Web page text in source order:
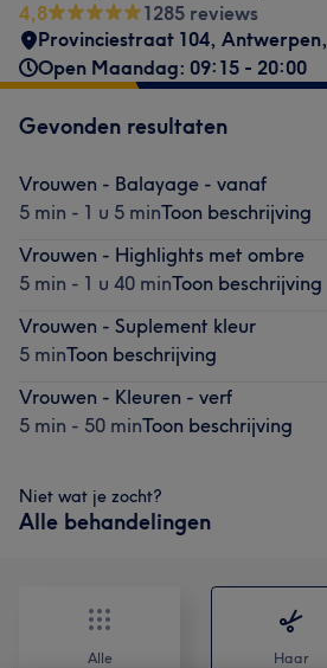
4,8
1285 reviews
Provinciestraat 104, Antwerpen,
Open Maandag: 09:15 - 20:00
Gevonden resultaten
Vrouwen - Balayage - vanaf
5 min - 1 u 5 minToon beschrijving
Vrouwen - Highlights met ombre
5 min - 1 u 40 minToon beschrijving
Vrouwen - Suplement kleur
5 minToon beschrijving
Vrouwen - Kleuren - verf
5 min - 50 minToon beschrijving
Niet wat je zocht?
Alle behandelingen
Alle Haar